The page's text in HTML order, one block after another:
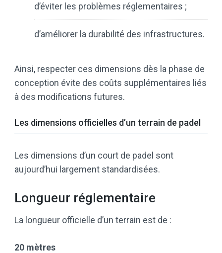
d’éviter les problèmes réglementaires ;
d’améliorer la durabilité des infrastructures.
Ainsi, respecter ces dimensions dès la phase de
conception évite des coûts supplémentaires liés
à des modifications futures.
Les dimensions officielles d’un terrain de padel
Les dimensions d’un court de padel sont
aujourd’hui largement standardisées.
Longueur réglementaire
La longueur officielle d’un terrain est de :
20 mètres